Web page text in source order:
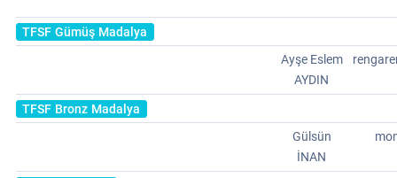
TFSF Gümüş Madalya
Ayşe Eslem
AYDIN
TFSF Bronz Madalya
Gülsün
İNAN